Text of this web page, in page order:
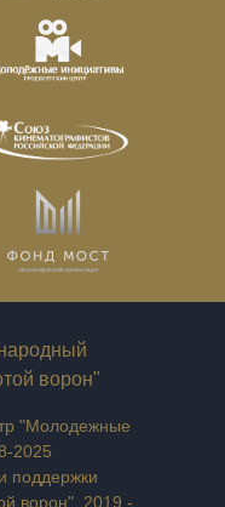
ворон"
"Молодежные
2025
поддержки
ворон", 2019 -